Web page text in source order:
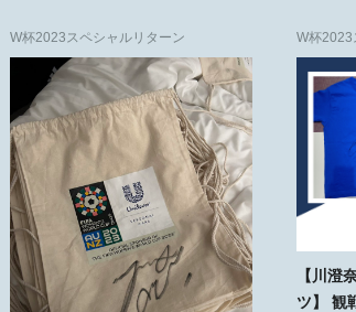
W杯2023スペシャルリターン W杯2023
【川澄
ツ】 観